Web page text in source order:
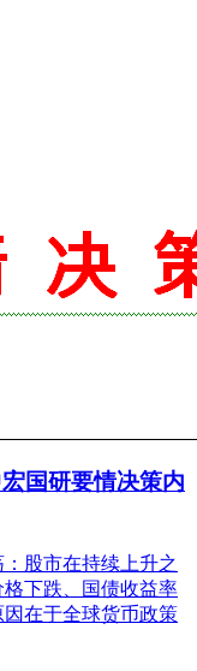
国研要情决策内
股市在持续上升之
下跌、国债收益率
因在于全球货币政策